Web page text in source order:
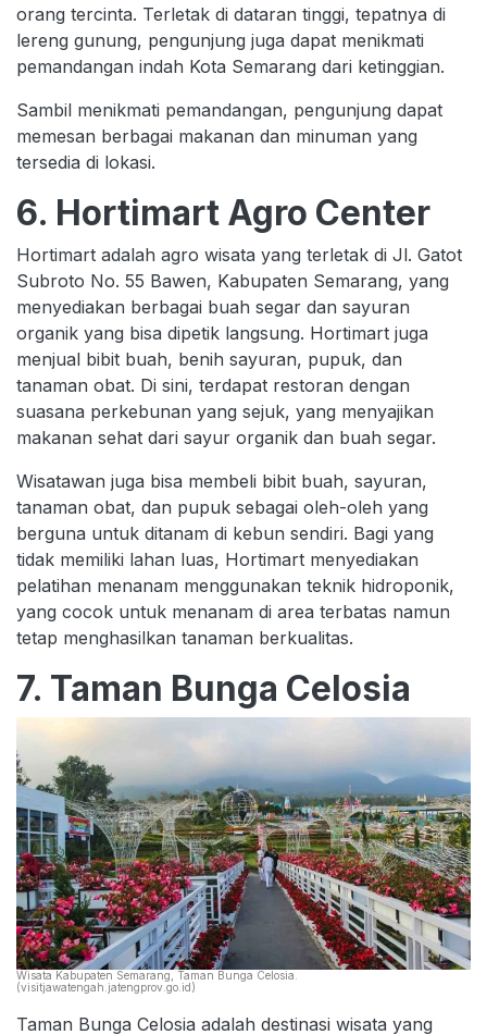
orang tercinta. Terletak di dataran tinggi, tepatnya di
lereng gunung, pengunjung juga dapat menikmati
pemandangan indah Kota Semarang dari ketinggian.
Sambil menikmati pemandangan, pengunjung dapat
memesan berbagai makanan dan minuman yang
tersedia di lokasi.
6. Hortimart Agro Center
Hortimart adalah agro wisata yang terletak di Jl. Gatot
Subroto No. 55 Bawen, Kabupaten Semarang, yang
menyediakan berbagai buah segar dan sayuran
organik yang bisa dipetik langsung. Hortimart juga
menjual bibit buah, benih sayuran, pupuk, dan
tanaman obat. Di sini, terdapat restoran dengan
suasana perkebunan yang sejuk, yang menyajikan
makanan sehat dari sayur organik dan buah segar.
Wisatawan juga bisa membeli bibit buah, sayuran,
tanaman obat, dan pupuk sebagai oleh-oleh yang
berguna untuk ditanam di kebun sendiri. Bagi yang
tidak memiliki lahan luas, Hortimart menyediakan
pelatihan menanam menggunakan teknik hidroponik,
yang cocok untuk menanam di area terbatas namun
tetap menghasilkan tanaman berkualitas.
7. Taman Bunga Celosia
Wisata Kabupaten Semarang, Taman Bunga Celosia.
(visitjawatengah.jatengprov.go.id)
Taman Bunga Celosia adalah destinasi wisata yang